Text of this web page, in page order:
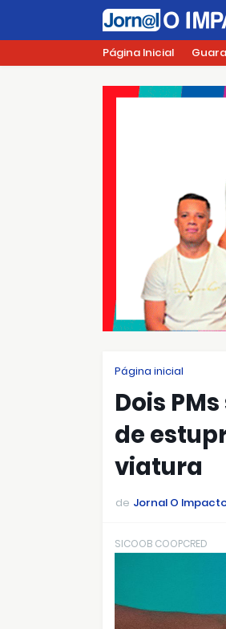
Página Inicial
Página inicial
Dois
de
viatura
de Jornal O
SICOOB COOPCRED